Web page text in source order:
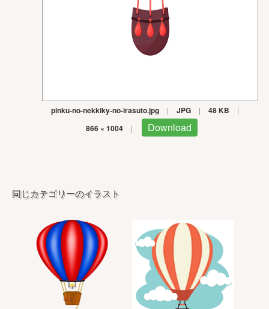
pinku-no-nekkiky-no-irasuto.jpg | JPG | 48 KB |
866 × 1004 | Download
同じカテゴリーのイラスト